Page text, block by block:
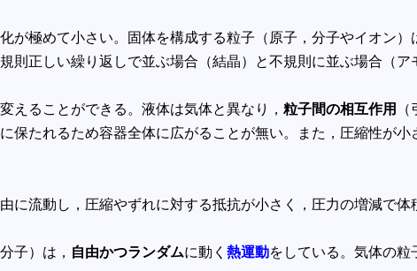
が極めて小さい。固体を構成する粒子（原子，分子やイオン）
則正しい繰り返しで並ぶ場合（結晶）と不規則に並ぶ場合（ア
えることができる。液体は気体と異なり， 粒子間の相互作用
に保たれるため容器全体に広がることが無い。また，圧縮性が
に流動し，圧縮やずれに対する抵抗が小さく，圧力の増減で
子）は， 自由かつランダムに動く 熱運動をしている。気体の